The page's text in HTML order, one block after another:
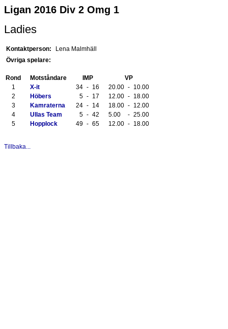
Ligan 2016 Div 2 Omg 1
Ladies
Kontaktperson:
Lena Malmhäll
Övriga spelare:
Rond Motståndare IMP
VP
1
X-it 34 - 16 20.00 - 10.00
2
Höbers 5 - 17 12.00 - 18.00
3
Kamraterna 24 - 14 18.00 - 12.00
4
Ullas Team 5 - 42 5.00 - 25.00
5
Hopplock 49 - 65 12.00 - 18.00
Tillbaka...